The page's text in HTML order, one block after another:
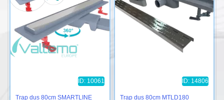
ID: 10061
Trap dus 80cm SMARTLINE
ID: 14806
Trap dus 80cm MTLD180